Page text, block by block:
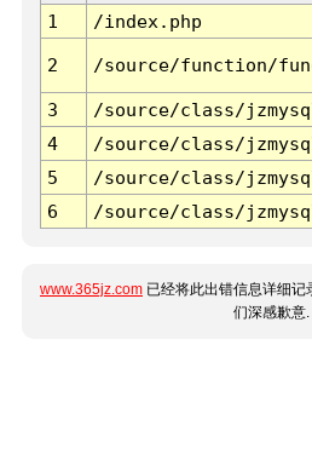
1
/index.php
2 /source/function/
3 /source/class/
4
/source/class/
5
/source/class/
6
/source/class/
www.365jz.com 已经将此出错信息详细
们深感歉意.